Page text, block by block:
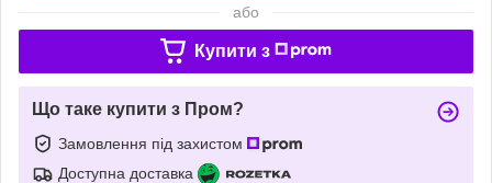
або
Купити з
Що таке купити з Пром?
Замовлення під захистом
Доступна доставка